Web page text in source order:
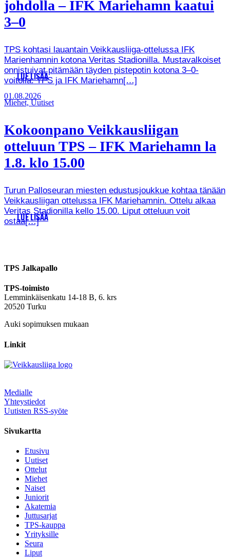
johdolla – IFK Mariehamn kaatui
3–0
TPS kohtasi lauantain Veikkausliiga-ottelussa IFK
Marienhamnin kotona Veritas Stadionilla. Mustavalkoiset
onnistuivat pitämään täyden pistepotin kotona 3–0-
voitolla. TPS ja IFK Mariehamn[…]
LUE LISÄÄ
01.08.2026
Miehet, Uutiset
Kokoonpano Veikkausliigan
otteluun TPS – IFK Mariehamn la
1.8. klo 15.00
Turun Palloseuran miesten edustusjoukkue kohtaa tänään
Veikkausliigan ottelussa IFK Mariehamnin. Ottelu alkaa
Veritas Stadionilla kello 15.00. Liput otteluun voit
ostaa[…]
LUE LISÄÄ
TPS Jalkapallo
TPS-toimisto
Lemminkäisenkatu 14-18 B, 6. krs
20520 Turku
Auki sopimuksen mukaan
Linkit
Medialle
Yhteystiedot
Uutisten RSS-syöte
Sivukartta
Etusivu
Uutiset
Ottelut
Miehet
Naiset
Juniorit
Akatemia
Juttusarjat
TPS-kauppa
Yrityksille
Seura
Liput